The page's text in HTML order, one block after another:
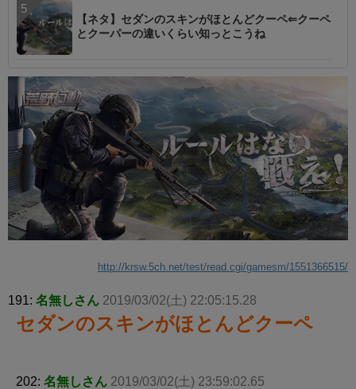
【ネタ】セダンのスキンがほとんどクーペ⇐クーペ
とクーパーの違いくらい知っとこうね
http://krsw.5ch.net/test/read.cgi/gamesm/1551366515/
191: 名無しさん 2019/03/02(土) 22:05:15.28
セダンのスキンがほとんどクーペ
202: 名無しさん 2019/03/02(土) 23:59:02.65